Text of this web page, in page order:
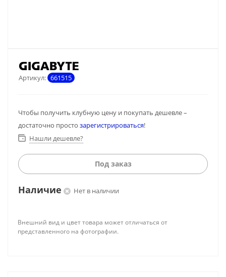
Артикул: 661515
Чтобы получить клубную цену и покупать дешевле –
достаточно просто зарегистрироваться!
Нашли дешевле?
Под заказ
Наличие Нет в наличии
Внешний вид и цвет товара может отличаться от
представленного на фотографии.